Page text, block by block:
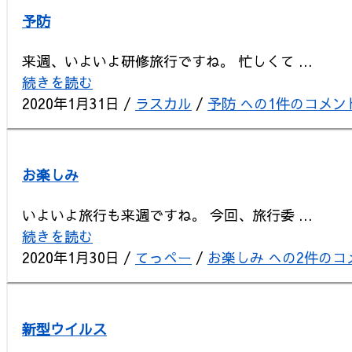
予防
来週、いよいよ研修旅行ですね。 忙しくて ...
続きを読む
2020年1月31日 / ラスカル / 予防 への1件のコメン
お楽しみ
いよいよ旅行も来週ですね。 今回、旅行委 ...
続きを読む
2020年1月30日 / てっぺー / お楽しみ への2件のコ
新型ウイルス